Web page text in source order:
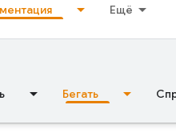
Ещё
Бегать